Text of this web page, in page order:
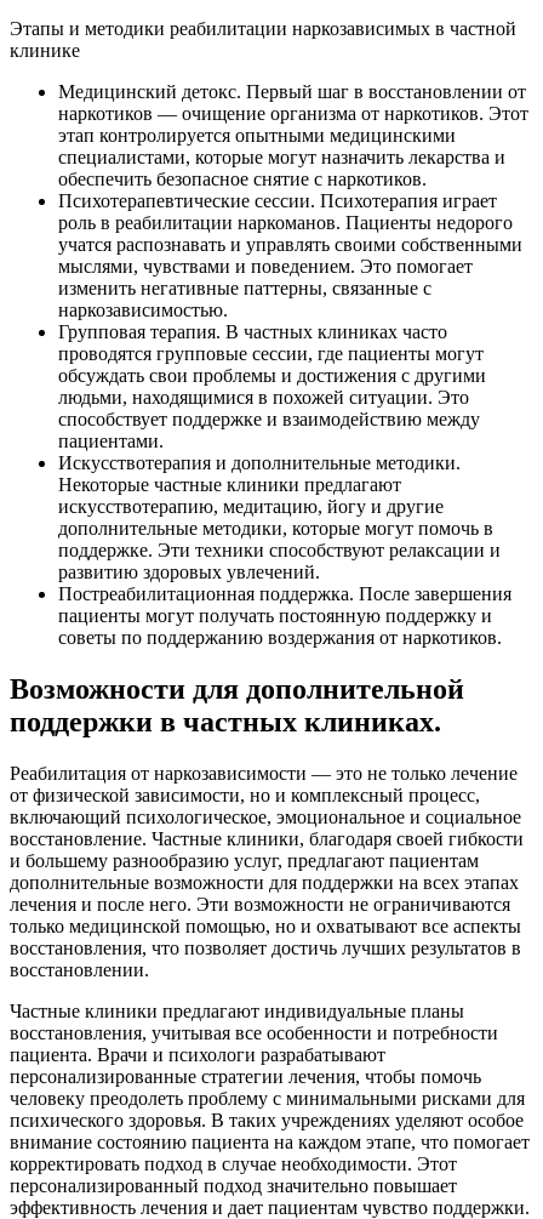
Этапы и методики реабилитации наркозависимых в частной
клинике
Медицинский детокс. Первый шаг в восстановлении от
наркотиков — очищение организма от наркотиков. Этот
этап контролируется опытными медицинскими
специалистами, которые могут назначить лекарства и
обеспечить безопасное снятие с наркотиков.
Психотерапевтические сессии. Психотерапия играет
роль в реабилитации наркоманов. Пациенты недорого
учатся распознавать и управлять своими собственными
мыслями, чувствами и поведением. Это помогает
изменить негативные паттерны, связанные с
наркозависимостью.
Групповая терапия. В частных клиниках часто
проводятся групповые сессии, где пациенты могут
обсуждать свои проблемы и достижения с другими
людьми, находящимися в похожей ситуации. Это
способствует поддержке и взаимодействию между
пациентами.
Искусствотерапия и дополнительные методики.
Некоторые частные клиники предлагают
искусствотерапию, медитацию, йогу и другие
дополнительные методики, которые могут помочь в
поддержке. Эти техники способствуют релаксации и
развитию здоровых увлечений.
Постреабилитационная поддержка. После завершения
пациенты могут получать постоянную поддержку и
советы по поддержанию воздержания от наркотиков.
Возможности для дополнительной
поддержки в частных клиниках.
Реабилитация от наркозависимости — это не только лечение
от физической зависимости, но и комплексный процесс,
включающий психологическое, эмоциональное и социальное
восстановление. Частные клиники, благодаря своей гибкости
и большему разнообразию услуг, предлагают пациентам
дополнительные возможности для поддержки на всех этапах
лечения и после него. Эти возможности не ограничиваются
только медицинской помощью, но и охватывают все аспекты
восстановления, что позволяет достичь лучших результатов в
восстановлении.
Частные клиники предлагают индивидуальные планы
восстановления, учитывая все особенности и потребности
пациента. Врачи и психологи разрабатывают
персонализированные стратегии лечения, чтобы помочь
человеку преодолеть проблему с минимальными рисками для
психического здоровья. В таких учреждениях уделяют особое
внимание состоянию пациента на каждом этапе, что помогает
корректировать подход в случае необходимости. Этот
персонализированный подход значительно повышает
эффективность лечения и дает пациентам чувство поддержки.